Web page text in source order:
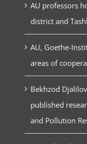
AU professors
district and
AU, Goethe-
areas of
Bekhzod
published
and Pollution